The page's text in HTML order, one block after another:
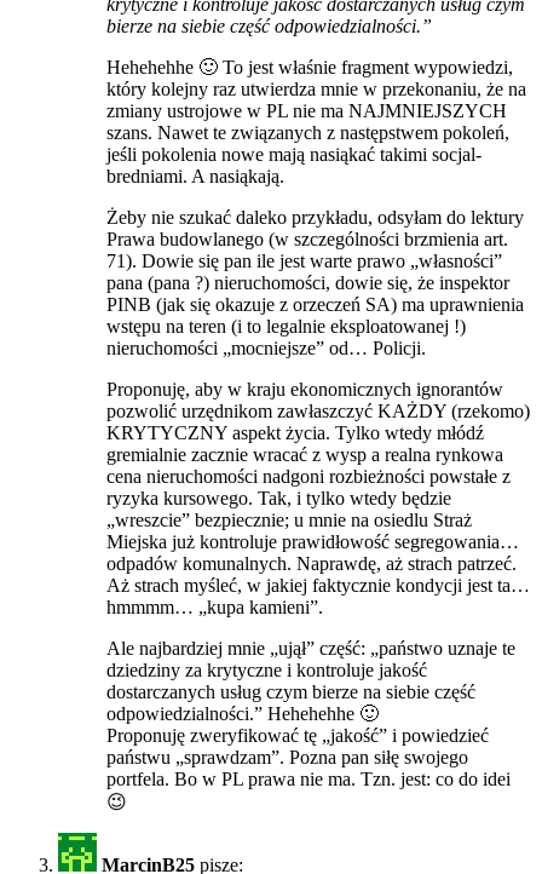
krytyczne i kontroluje jakość dostarczanych usług czym
bierze na siebie część odpowiedzialności.”
Hehehehhe 🙂 To jest właśnie fragment wypowiedzi,
który kolejny raz utwierdza mnie w przekonaniu, że na
zmiany ustrojowe w PL nie ma NAJMNIEJSZYCH
szans. Nawet te związanych z następstwem pokoleń,
jeśli pokolenia nowe mają nasiąkać takimi socjal-
bredniami. A nasiąkają.
Żeby nie szukać daleko przykładu, odsyłam do lektury
Prawa budowlanego (w szczególności brzmienia art.
71). Dowie się pan ile jest warte prawo „własności”
pana (pana ?) nieruchomości, dowie się, że inspektor
PINB (jak się okazuje z orzeczeń SA) ma uprawnienia
wstępu na teren (i to legalnie eksploatowanej !)
nieruchomości „mocniejsze” od… Policji.
Proponuję, aby w kraju ekonomicznych ignorantów
pozwolić urzędnikom zawłaszczyć KAŻDY (rzekomo)
KRYTYCZNY aspekt życia. Tylko wtedy młódź
gremialnie zacznie wracać z wysp a realna rynkowa
cena nieruchomości nadgoni rozbieżności powstałe z
ryzyka kursowego. Tak, i tylko wtedy będzie
„wreszcie” bezpiecznie; u mnie na osiedlu Straż
Miejska już kontroluje prawidłowość segregowania…
odpadów komunalnych. Naprawdę, aż strach patrzeć.
Aż strach myśleć, w jakiej faktycznie kondycji jest ta…
hmmmm… „kupa kamieni”.
Ale najbardziej mnie „ujął” część: „państwo uznaje te
dziedziny za krytyczne i kontroluje jakość
dostarczanych usług czym bierze na siebie część
odpowiedzialności.” Hehehehhe 🙂
Proponuję zweryfikować tę „jakość” i powiedzieć
państwu „sprawdzam”. Pozna pan siłę swojego
portfela. Bo w PL prawa nie ma. Tzn. jest: co do idei
😉
MarcinB25 pisze: